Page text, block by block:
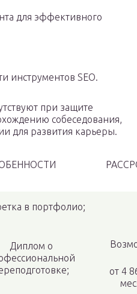
для эффективного
инструментов SEO.
при защите
собеседования,
для развития карьеры.
в портфолио;
Диплом о
от 4